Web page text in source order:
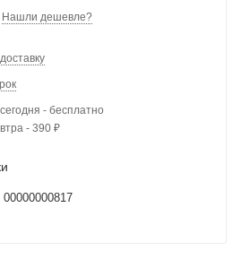
Нашли дешевле?
- бесплатно
- 390 ₽
00000000817